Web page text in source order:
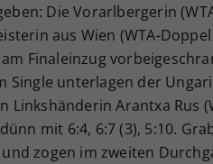
Die Vorarlbergerin
aus Wien (WTA-
Finaleinzug
Single unterlagen der
Linkshänderin Arantxa Rus
mit 6:4, 6:7 (3), 5:10.
und zogen im zweiten